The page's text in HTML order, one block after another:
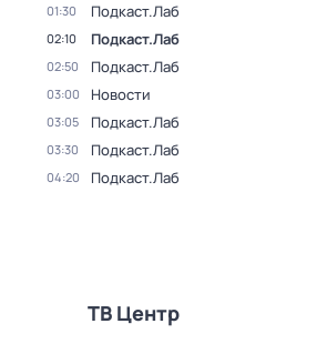
01:30 Подкаст.Лаб
02:10 Подкаст.Лаб
02:50 Подкаст.Лаб
03:00 Новости
03:05 Подкаст.Лаб
03:30 Подкаст.Лаб
04:20 Подкаст.Лаб
ТВ Центр